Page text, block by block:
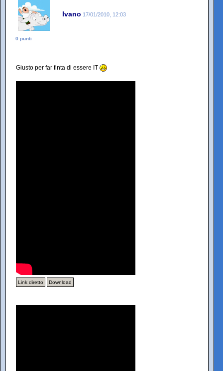
Ivano 17/01/2010, 12:03
0 punti
Giusto per far finta di essere IT
Link diretto Download